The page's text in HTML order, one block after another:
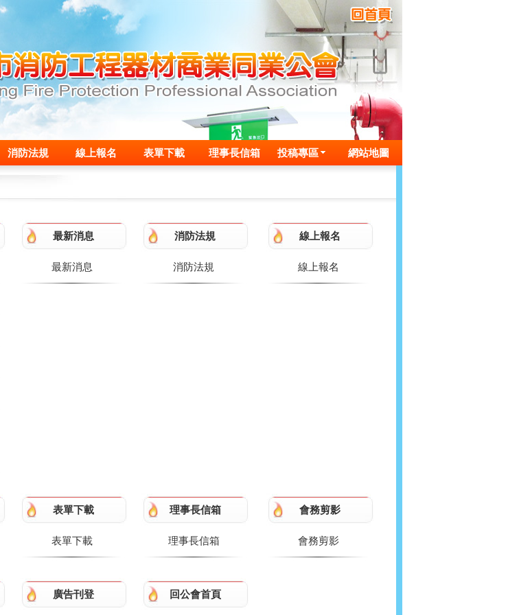
消防法規 線上報名 表單下載 理事長信箱 投稿專區 網站地圖
最新消息
最新消息
消防法規
消防法規
線上報名
線上報名
表單下載
表單下載
理事長信箱
理事長信箱
會務剪影
會務剪影
廣告刊登 回公會首頁